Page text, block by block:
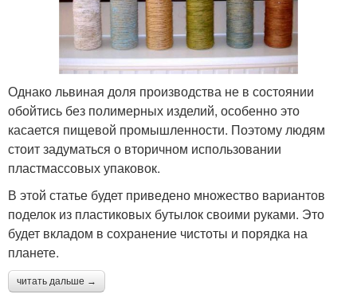
Однако львиная доля производства не в состоянии
обойтись без полимерных изделий, особенно это
касается пищевой промышленности. Поэтому людям
стоит задуматься о вторичном использовании
пластмассовых упаковок.
В этой статье будет приведено множество вариантов
поделок из пластиковых бутылок своими руками. Это
будет вкладом в сохранение чистоты и порядка на
планете.
читать дальше →